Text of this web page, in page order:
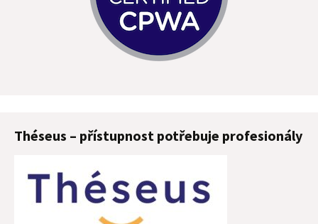
Théseus – přístupnost potřebuje profesionály